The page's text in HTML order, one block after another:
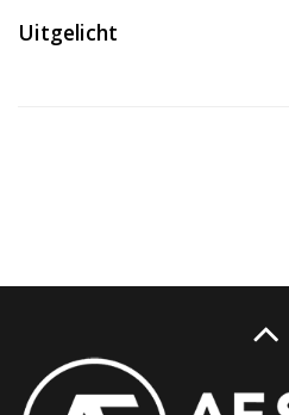
Uitgelicht